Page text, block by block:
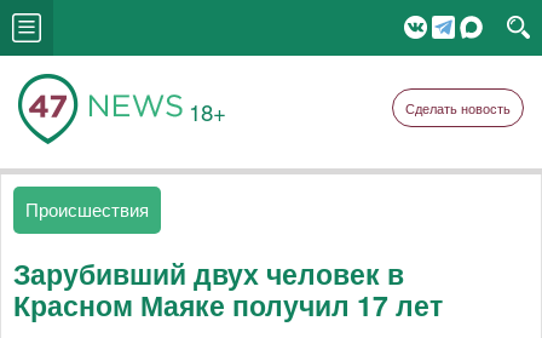
18+ Сделать новость
Происшествия
Зарубивший двух человек в
Красном Маяке получил 17 лет